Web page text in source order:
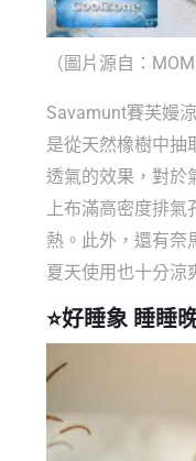
（圖片源自：
Savamunt賽芙嫚
是從天然橡樹中抽
透氣的效果，對於
上布滿高密度排
熱。此外，還有奈
夏天使用也十分涼
⭐好睡象 睡睡